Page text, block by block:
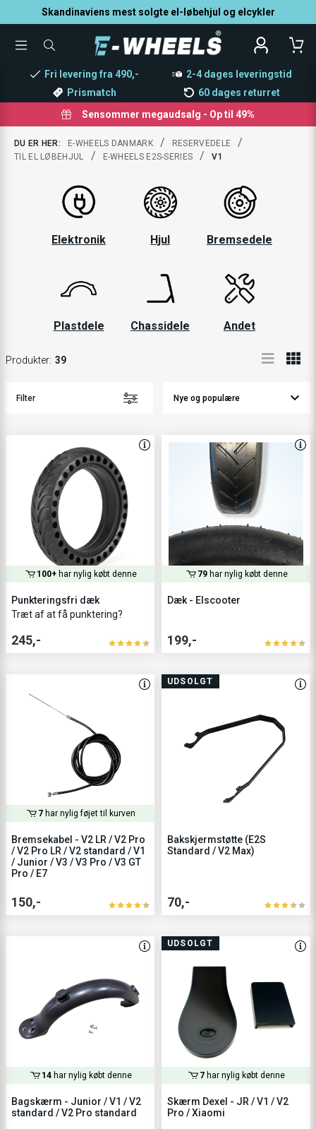
Skandinaviens mest solgte el-løbehjul og elcykler
TOGGLESØG
Fri levering fra 490,-
2-4 dages leveringstid
Prismatch
60 dages returret
Sensommer megaudsalg - Op til 49%
DU ER HER: E-WHEELS DANMARK / RESERVEDELE /
TIL EL LØBEHJUL / E-WHEELS E2S-SERIES / V1
Elektronik Hjul Bremsedele
Plastdele Chassidele Andet
Produkter: 39
Filter
100+har nylig købt denne
Punkteringsfri dæk
Træt af at få punktering?
245,-
79har nylig købt denne
Dæk - Elscooter
199,-
7har nylig føjet til kurven
Bremsekabel - V2 LR / V2 Pro
/ V2 Pro LR / V2 standard / V1
/ Junior / V3 / V3 Pro / V3 GT
Pro / E7
150,-
UDSOLGT
Bakskjermstøtte (E2S
Standard / V2 Max)
70,-
14har nylig købt denne
Bagskærm - Junior / V1 / V2
standard / V2 Pro standard
UDSOLGT
7 har nylig købt denne
Skærm Dexel - JR / V1 / V2
Pro / Xiaomi